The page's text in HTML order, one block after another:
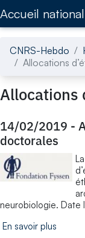
Accueil national
CNRS-Hebdo
Allocations
Allocations
14/02/2019 -
doctorales
neurobiologie. Date
En savoir plus